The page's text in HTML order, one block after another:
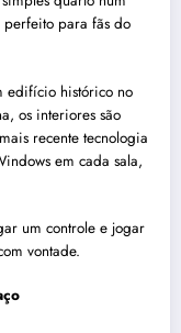
para fãs do
edifício histórico no
os interiores são
recente tecnologia
em cada sala,
um controle e jogar
vontade.